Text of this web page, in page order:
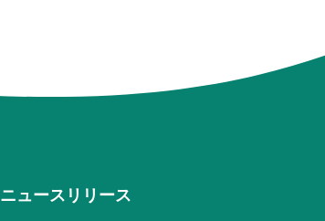
ニュースリリース